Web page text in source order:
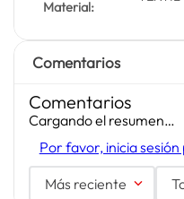
Material:
Comentarios
Comentarios
Cargando el resumen…
Por favor, inicia
Más reciente